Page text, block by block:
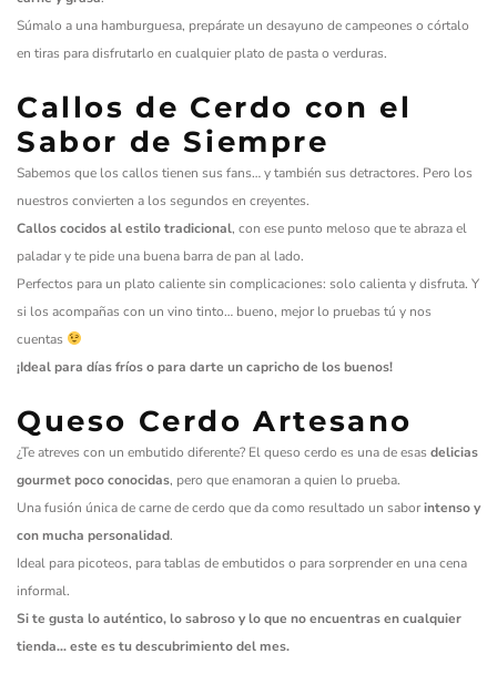
Súmalo a una hamburguesa, prepárate un desayuno de campeones o córtalo
en tiras para disfrutarlo en cualquier plato de pasta o verduras.
Callos de Cerdo con el
Sabor de Siempre
Sabemos que los callos tienen sus fans… y también sus detractores. Pero los
nuestros convierten a los segundos en creyentes.
Callos cocidos al estilo tradicional, con ese punto meloso que te abraza el
paladar y te pide una buena barra de pan al lado.
Perfectos para un plato caliente sin complicaciones: solo calienta y disfruta. Y
si los acompañas con un vino tinto… bueno, mejor lo pruebas tú y nos
cuentas
¡Ideal para días fríos o para darte un capricho de los buenos!
Queso Cerdo Artesano
¿Te atreves con un embutido diferente? El queso cerdo es una de esas delicias
gourmet poco conocidas, pero que enamoran a quien lo prueba.
Una fusión única de carne de cerdo que da como resultado un saborintenso y
con mucha personalidad.
Ideal para picoteos, para tablas de embutidos o para sorprender en una cena
informal.
Si te gusta lo auténtico, lo sabroso y lo que no encuentras en cualquier
tienda… este es tu descubrimiento del mes.